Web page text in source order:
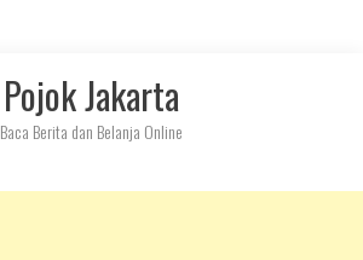
Pojok Jakarta
Baca Berita dan Belanja Online